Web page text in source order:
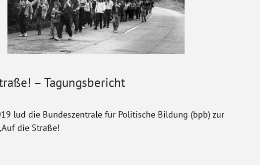
– Tagungsbericht
lud die Bundeszentrale für Politische Bildung (bpb) zur
die Straße!